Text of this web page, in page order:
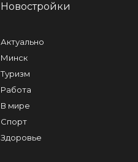
Новостройки
Актуально
Минск
Туризм
Работа
В мире
Спорт
Здоровье